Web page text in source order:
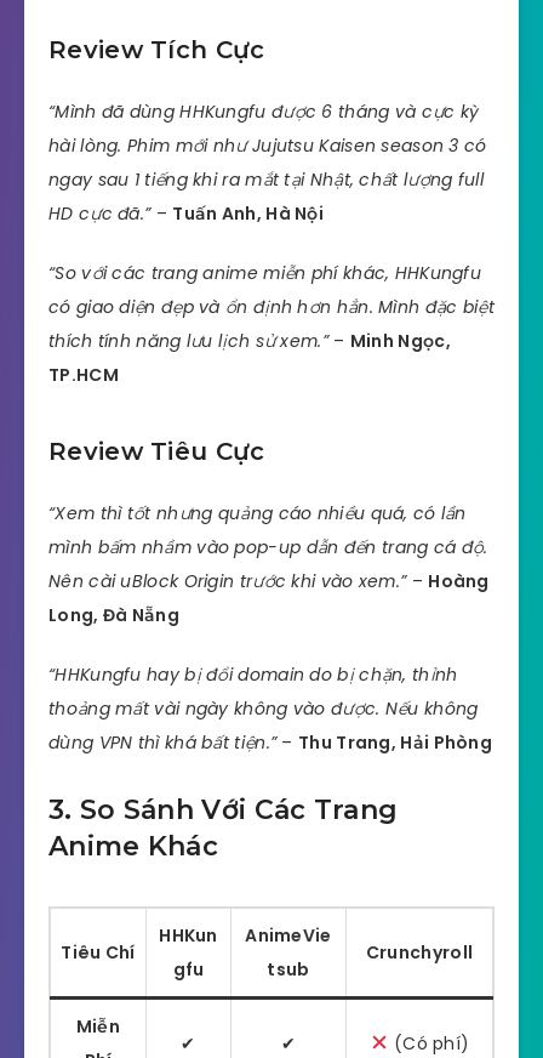
Review Tích Cực
“Mình đã dùng HHKungfu được 6 tháng và cực kỳ
hài lòng. Phim mới như Jujutsu Kaisen season 3 có
ngay sau 1 tiếng khi ra mắt tại Nhật, chất lượng full
HD cực đã.”– Tuấn Anh, Hà Nội
“So với các trang anime miễn phí khác, HHKungfu
có giao diện đẹp và ổn định hơn hẳn. Mình đặc biệt
thích tính năng lưu lịch sử xem.”– Minh Ngọc,
TP.HCM
Review Tiêu Cực
“Xem thì tốt nhưng quảng cáo nhiều quá, có lần
mình bấm nhầm vào pop-up dẫn đến trang cá độ.
Nên cài uBlock Origin trước khi vào xem.”– Hoàng
Long, Đà Nẵng
“HHKungfu hay bị đổi domain do bị chặn, thỉnh
thoảng mất vài ngày không vào được. Nếu không
dùng VPN thì khá bất tiện.”– Thu Trang, Hải Phòng
3. So Sánh Với Các Trang
Anime Khác
Tiêu Chí
HHKun
gfu
AnimeVie
tsub
Crunchyroll
Miễn
✔ ✔ (Có phí)